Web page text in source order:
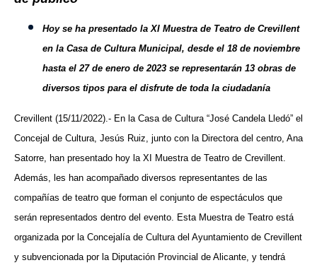
Hoy se ha presentado la XI Muestra de Teatro de Crevillent
en la Casa de Cultura Municipal, desde el 18 de noviembre
hasta el 27 de enero de 2023 se representarán 13 obras de
diversos tipos para el disfrute de toda la ciudadanía
Crevillent (15/11/2022).- En la Casa de Cultura “José Candela Lledó” el
Concejal de Cultura, Jesús Ruiz, junto con la Directora del centro, Ana
Satorre, han presentado hoy la XI Muestra de Teatro de Crevillent.
Además, les han acompañado diversos representantes de las
compañías de teatro que forman el conjunto de espectáculos que
serán representados dentro del evento. Esta Muestra de Teatro está
organizada por la Concejalía de Cultura del Ayuntamiento de Crevillent
y subvencionada por la Diputación Provincial de Alicante, y tendrá